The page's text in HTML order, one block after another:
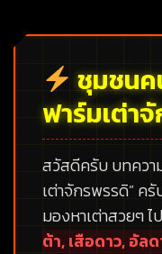
ชุมชนค
ฟาร์มเต่า
สวัสดีครับ บทควา
เต่าจักรพรรดิ”ครั
มองหาเต่าสวยๆ
ต้า, เสือดาว, อัล